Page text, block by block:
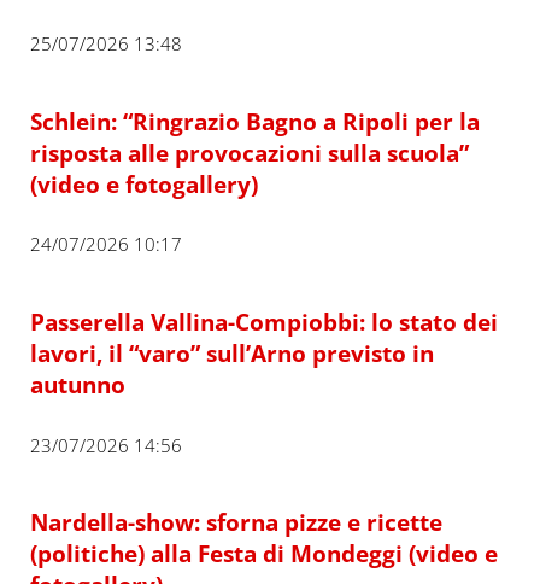
25/07/2026 13:48
Schlein: “Ringrazio Bagno a Ripoli per la
risposta alle provocazioni sulla scuola”
(video e fotogallery)
24/07/2026 10:17
Passerella Vallina-Compiobbi: lo stato dei
lavori, il “varo” sull’Arno previsto in
autunno
23/07/2026 14:56
Nardella-show: sforna pizze e ricette
(politiche) alla Festa di Mondeggi (video e